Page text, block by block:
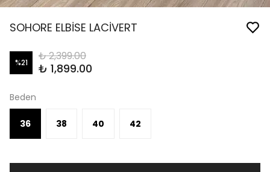
SOHORE ELBİSE LACİVERT
%21 ₺ 2,399.00
₺ 1,899.00
Beden
36 38 40 42